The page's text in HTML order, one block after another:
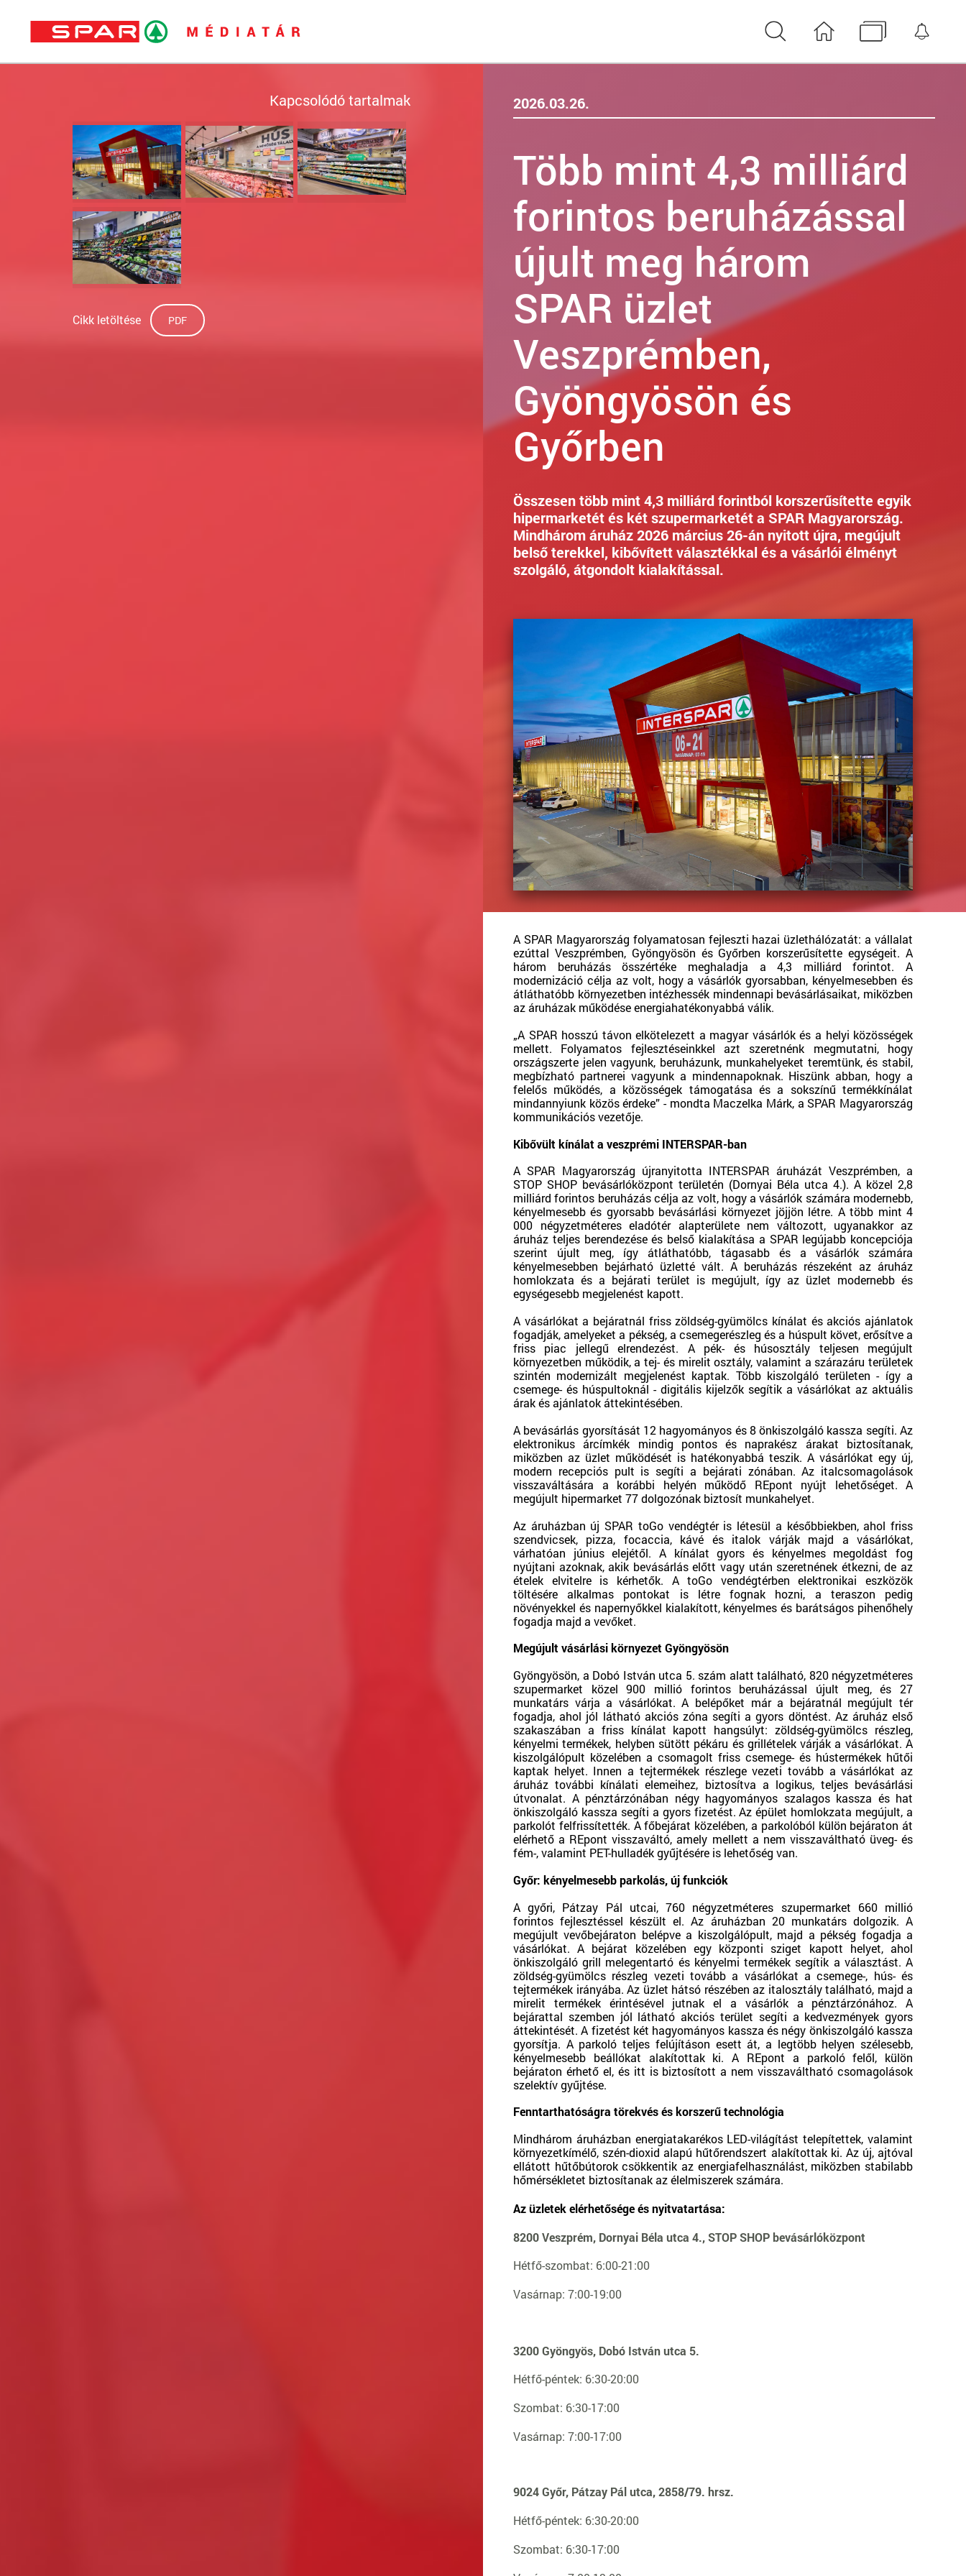
Kapcsolódó tartalmak
Cikk letöltése PDF
2026.03.26.
Több mint 4,3 milliárd
forintos beruházással
újult meg három
SPAR üzlet
Veszprémben,
Gyöngyösön és
Győrben
Összesen több mint 4,3 milliárd forintból korszerűsítette egyik
hipermarketét és két szupermarketét a SPAR Magyarország.
Mindhárom áruház 2026 március 26-án nyitott újra, megújult
belső terekkel, kibővített választékkal és a vásárlói élményt
szolgáló, átgondolt kialakítással.
A SPAR Magyarország folyamatosan fejleszti hazai üzlethálózatát: a vállalat
ezúttal Veszprémben, Gyöngyösön és Győrben korszerűsítette egységeit. A
három beruházás összértéke meghaladja a 4,3 milliárd forintot. A
modernizáció célja az volt, hogy a vásárlók gyorsabban, kényelmesebben és
átláthatóbb környezetben intézhessék mindennapi bevásárlásaikat, miközben
az áruházak működése energiahatékonyabbá válik.
„A SPAR hosszú távon elkötelezett a magyar vásárlók és a helyi közösségek
mellett. Folyamatos fejlesztéseinkkel azt szeretnénk megmutatni, hogy
országszerte jelen vagyunk, beruházunk, munkahelyeket teremtünk, és stabil,
megbízható partnerei vagyunk a mindennapoknak. Hiszünk abban, hogy a
felelős működés, a közösségek támogatása és a sokszínű termékkínálat
mindannyiunk közös érdeke” - mondta Maczelka Márk, a SPAR Magyarország
kommunikációs vezetője.
Kibővült kínálat a veszprémi INTERSPAR-ban
A SPAR Magyarország újranyitotta INTERSPAR áruházát Veszprémben, a
STOP SHOP bevásárlóközpont területén (Dornyai Béla utca 4.). A közel 2,8
milliárd forintos beruházás célja az volt, hogy a vásárlók számára modernebb,
kényelmesebb és gyorsabb bevásárlási környezet jöjjön létre. A több mint 4
000 négyzetméteres eladótér alapterülete nem változott, ugyanakkor az
áruház teljes berendezése és belső kialakítása a SPAR legújabb koncepciója
szerint újult meg, így átláthatóbb, tágasabb és a vásárlók számára
kényelmesebben bejárható üzletté vált. A beruházás részeként az áruház
homlokzata és a bejárati terület is megújult, így az üzlet modernebb és
egységesebb megjelenést kapott.
A vásárlókat a bejáratnál friss zöldség-gyümölcs kínálat és akciós ajánlatok
fogadják, amelyeket a pékség, a csemegerészleg és a húspult követ, erősítve a
friss piac jellegű elrendezést. A pék- és húsosztály teljesen megújult
környezetben működik, a tej- és mirelit osztály, valamint a szárazáru területek
szintén modernizált megjelenést kaptak. Több kiszolgáló területen - így a
csemege- és húspultoknál - digitális kijelzők segítik a vásárlókat az aktuális
árak és ajánlatok áttekintésében.
A bevásárlás gyorsítását 12 hagyományos és 8 önkiszolgáló kassza segíti. Az
elektronikus árcímkék mindig pontos és naprakész árakat biztosítanak,
miközben az üzlet működését is hatékonyabbá teszik. A vásárlókat egy új,
modern recepciós pult is segíti a bejárati zónában. Az italcsomagolások
visszaváltására a korábbi helyén működő REpont nyújt lehetőséget. A
megújult hipermarket 77 dolgozónak biztosít munkahelyet.
Az áruházban új SPAR toGo vendégtér is létesül a későbbiekben, ahol friss
szendvicsek, pizza, focaccia, kávé és italok várják majd a vásárlókat,
várhatóan június elejétől. A kínálat gyors és kényelmes megoldást fog
nyújtani azoknak, akik bevásárlás előtt vagy után szeretnének étkezni, de az
ételek elvitelre is kérhetők. A toGo vendégtérben elektronikai eszközök
töltésére alkalmas pontokat is létre fognak hozni, a teraszon pedig
növényekkel és napernyőkkel kialakított, kényelmes és barátságos pihenőhely
fogadja majd a vevőket.
Megújult vásárlási környezet Gyöngyösön
Gyöngyösön, a Dobó István utca 5. szám alatt található, 820 négyzetméteres
szupermarket közel 900 millió forintos beruházással újult meg, és 27
munkatárs várja a vásárlókat. A belépőket már a bejáratnál megújult tér
fogadja, ahol jól látható akciós zóna segíti a gyors döntést. Az áruház első
szakaszában a friss kínálat kapott hangsúlyt: zöldség-gyümölcs részleg,
kényelmi termékek, helyben sütött pékáru és grillételek várják a vásárlókat. A
kiszolgálópult közelében a csomagolt friss csemege- és hústermékek hűtői
kaptak helyet. Innen a tejtermékek részlege vezeti tovább a vásárlókat az
áruház további kínálati elemeihez, biztosítva a logikus, teljes bevásárlási
útvonalat. A pénztárzónában négy hagyományos szalagos kassza és hat
önkiszolgáló kassza segíti a gyors fizetést. Az épület homlokzata megújult, a
parkolót felfrissítették. A főbejárat közelében, a parkolóból külön bejáraton át
elérhető a REpont visszaváltó, amely mellett a nem visszaváltható üveg- és
fém-, valamint PET-hulladék gyűjtésére is lehetőség van.
Győr: kényelmesebb parkolás, új funkciók
A győri, Pátzay Pál utcai, 760 négyzetméteres szupermarket 660 millió
forintos fejlesztéssel készült el. Az áruházban 20 munkatárs dolgozik. A
megújult vevőbejáraton belépve a kiszolgálópult, majd a pékség fogadja a
vásárlókat. A bejárat közelében egy központi sziget kapott helyet, ahol
önkiszolgáló grill melegentartó és kényelmi termékek segítik a választást. A
zöldség-gyümölcs részleg vezeti tovább a vásárlókat a csemege-, hús- és
tejtermékek irányába. Az üzlet hátsó részében az italosztály található, majd a
mirelit termékek érintésével jutnak el a vásárlók a pénztárzónához. A
bejárattal szemben jól látható akciós terület segíti a kedvezmények gyors
áttekintését. A fizetést két hagyományos kassza és négy önkiszolgáló kassza
gyorsítja. A parkoló teljes felújításon esett át, a legtöbb helyen szélesebb,
kényelmesebb beállókat alakítottak ki. A REpont a parkoló felől, külön
bejáraton érhető el, és itt is biztosított a nem visszaváltható csomagolások
szelektív gyűjtése.
Fenntarthatóságra törekvés és korszerű technológia
Mindhárom áruházban energiatakarékos LED-világítást telepítettek, valamint
környezetkímélő, szén-dioxid alapú hűtőrendszert alakítottak ki. Az új, ajtóval
ellátott hűtőbútorok csökkentik az energiafelhasználást, miközben stabilabb
hőmérsékletet biztosítanak az élelmiszerek számára.
Az üzletek elérhetősége és nyitvatartása:
8200 Veszprém, Dornyai Béla utca 4., STOP SHOP bevásárlóközpont
Hétfő-szombat: 6:00-21:00
Vasárnap: 7:00-19:00
3200 Gyöngyös, Dobó István utca 5.
Hétfő-péntek: 6:30-20:00
Szombat: 6:30-17:00
Vasárnap: 7:00-17:00
9024 Győr, Pátzay Pál utca, 2858/79. hrsz.
Hétfő-péntek: 6:30-20:00
Szombat: 6:30-17:00